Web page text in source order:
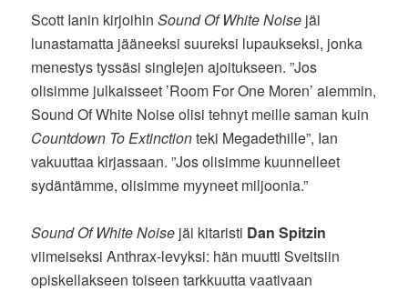
Scott Ianin kirjoihinSound Of White Noise jäi
lunastamatta jääneeksi suureksi lupaukseksi, jonka
menestys tyssäsi singlejen ajoitukseen. ”Jos
olisimme julkaisseet ’Room For One Moren’ aiemmin,
Sound Of White Noise olisi tehnyt meille saman kuin
Countdown To Extinctionteki Megadethille”, Ian
vakuuttaa kirjassaan. ”Jos olisimme kuunnelleet
sydäntämme, olisimme myyneet miljoonia.”
Sound Of White Noise jäi kitaristi Dan Spitzin
viimeiseksi Anthrax-levyksi: hän muutti Sveitsiin
opiskellakseen toiseen tarkkuutta vaativaan